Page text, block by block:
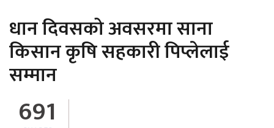
धान दिवसको अवसरमा साना
किसान कृषि सहकारी पिप्लेलाई
सम्मान
691